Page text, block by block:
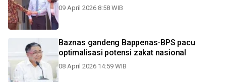
09 April 2026 8:58 WIB
Baznas gandeng Bappenas-BPS pacu
optimalisasi potensi zakat nasional
08 April 2026 14:59 WIB